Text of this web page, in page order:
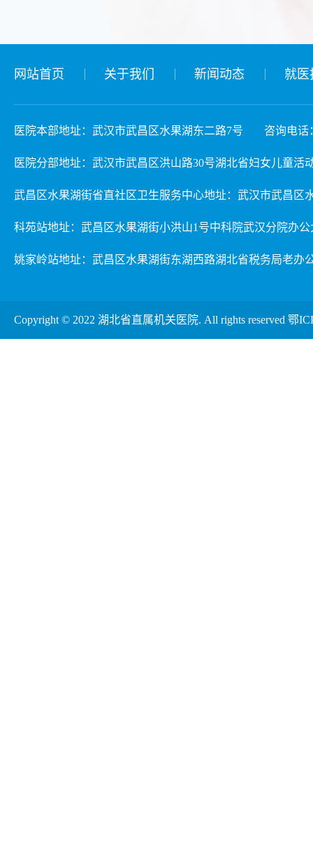
网站首页 关于我们 新闻动态 就医
医院本部地址：武汉市武昌区水果湖东二路7号 咨询电话
医院分部地址：武汉市武昌区洪山路30号湖北省妇女儿童
武昌区水果湖街省直社区卫生服务中心地址：武汉市武昌区
科苑站地址：武昌区水果湖街小洪山1号中科院武汉分院办
姚家岭站地址：武昌区水果湖街东湖西路湖北省税务局老办
Copyright © 2022 湖北省直属机关医院. All rights reserved 鄂